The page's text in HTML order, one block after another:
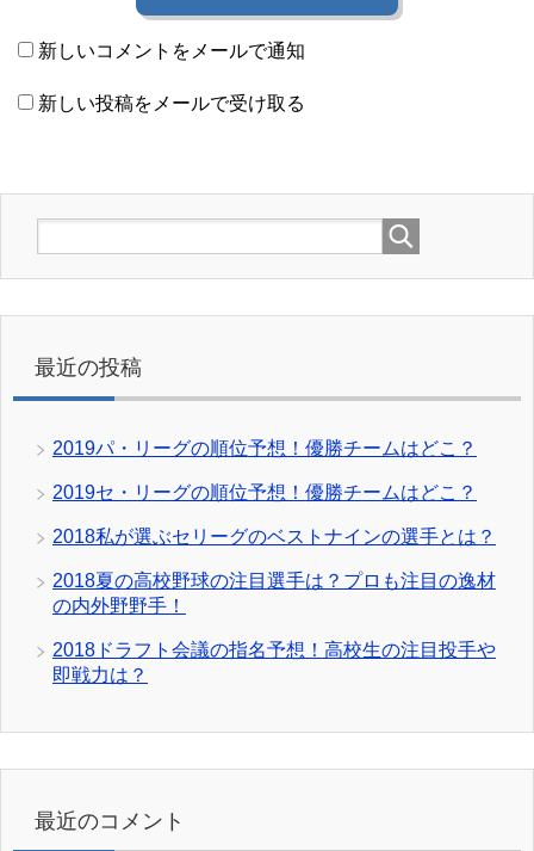
新しいコメントをメールで通知
新しい投稿をメールで受け取る
最近の投稿
2019パ・リーグの順位予想！優勝チームはどこ？
2019セ・リーグの順位予想！優勝チームはどこ？
2018私が選ぶセリーグのベストナインの選手とは？
2018夏の高校野球の注目選手は？プロも注目の逸材
の内外野野手！
2018ドラフト会議の指名予想！高校生の注目投手や
即戦力は？
最近のコメント